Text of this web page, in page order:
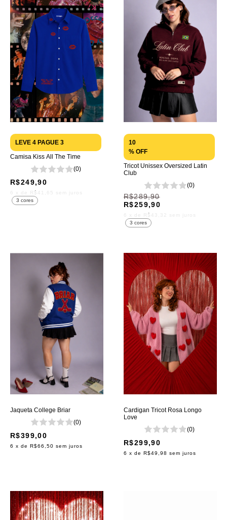
LEVE 4 PAGUE 3
3 cores
Camisa Kiss All The Time
(0)
R$249,90
x de R$41,65
10
% OFF
3 cores
Tricot Unissex Oversized Latin
Club
(0)
R$289,90
R$259,90
x de R$43,32
Jaqueta College Briar
(0)
R$399,00
6 x de R$66,50 sem juros
Cardigan Tricot Rosa Longo
Love
(0)
R$299,90
6 x de R$49,98 sem juros